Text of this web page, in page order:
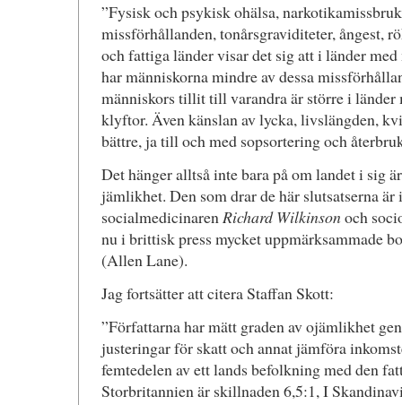
”Fysisk och psykisk ohälsa,
missförhållanden, tonårsgraviditeter, ångest,
och fattiga länder visar det sig att i länder
har människorna mindre av dessa
människors tillit till varandra är större i länder
klyftor. Även känslan av lycka, livslängden,
bättre, ja till och med sopsortering och
Det hänger alltså inte bara på om landet i sig
jämlikhet. Den som drar de här slutsatserna
socialmedicinarenRichard Wilkinsonoch
nu i brittisk press mycket uppmärksammade
(Allen Lane).
Jag fortsätter att citera Staffan Skott:
”Författarna har mätt graden av ojämlikhet
justeringar för skatt och annat jämföra
femtedelen av ett lands befolkning med den
Storbritannien är skillnaden 6,5:1, I